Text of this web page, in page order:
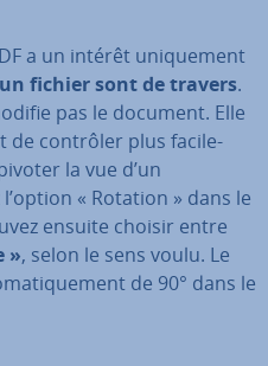
a un intérêt uni­que­ment
fichier sont de travers.
pas le document. Elle
de contrôler plus fa­ci­le­
la vue d’un
« Rotation » dans le
ensuite choisir entre
», selon le sens voulu. Le
de 90° dans le